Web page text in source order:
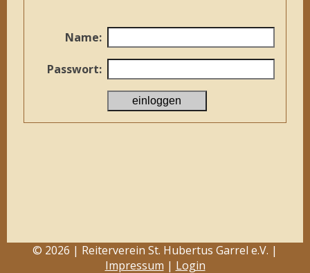
Name:
Passwort:
© 2026 | Reiterverein St. Hubertus Garrel e.V. |
Impressum | Login